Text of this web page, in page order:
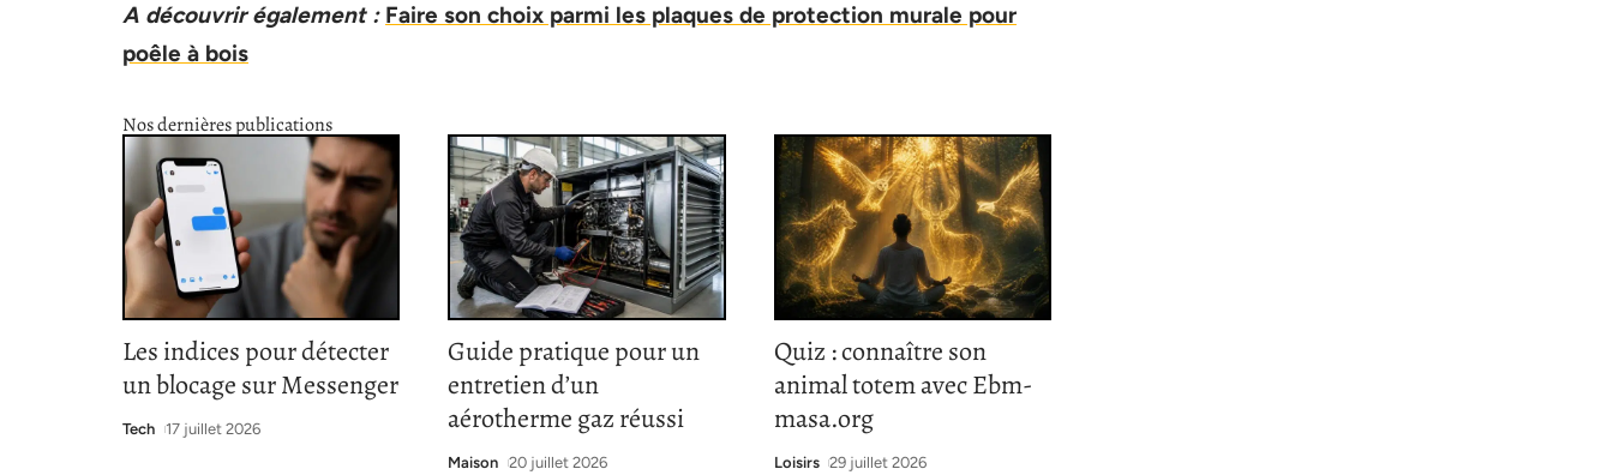
A découvrir également : Faire son choix parmi les plaques de protection murale pour
poêle à bois
Nos dernières publications
Les indices pour détecter
un blocage sur Messenger
Tech 17 juillet 2026
Guide pratique pour un
entretien d’un
aérotherme gaz réussi
Maison 20 juillet 2026
Quiz : connaître son
animal totem avec Ebm-
masa.org
Loisirs 29 juillet 2026